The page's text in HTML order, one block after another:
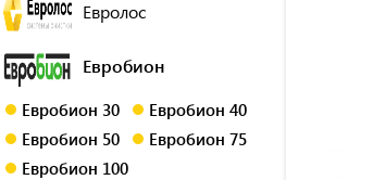
Евролос
Евробион
Евробион 30
Евробион 40
Евробион 50
Евробион 75
Евробион 100